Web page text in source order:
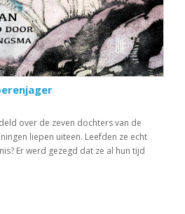
over de zeven dochters van de
liepen uiteen. Leefden ze echt
Er werd gezegd dat ze al hun tijd